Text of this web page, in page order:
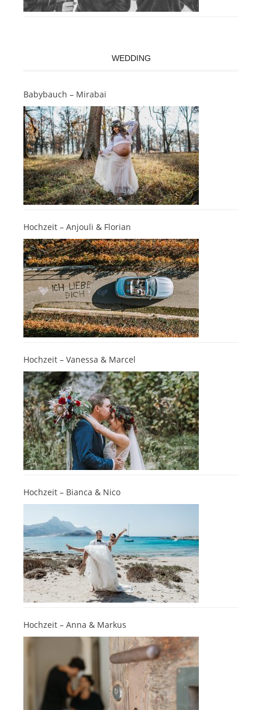
WEDDING
Babybauch – Mirabai
Hochzeit – Anjouli & Florian
Hochzeit – Vanessa & Marcel
Hochzeit – Bianca & Nico
Hochzeit – Anna & Markus